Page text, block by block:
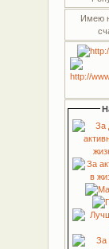
Имею